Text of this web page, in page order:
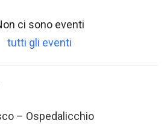
ci sono eventi
tutti gli eventi
– Ospedalicchio